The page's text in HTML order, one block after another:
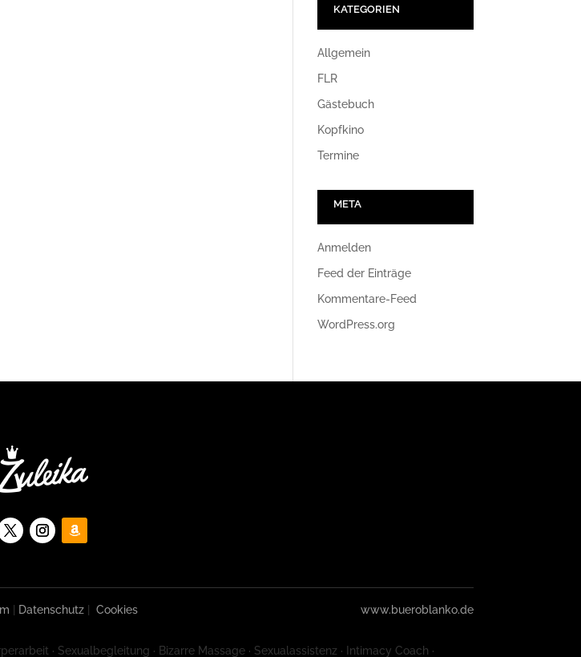
KATEGORIEN
Allgemein
FLR
Gästebuch
Kopfkino
Termine
META
Anmelden
Feed der Einträge
Kommentare-Feed
WordPress.org
| Datenschutz| Cookies www.bueroblanko.de
· Sexualbegleitung · Bizarre Massage · Sexualassistenz · Intimacy Coach ·